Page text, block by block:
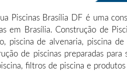
Piscinas Brasília DF é uma
em Brasília. Construção de
piscina de alvenaria, piscina
de piscinas preparadas
filtros de piscina e produtos